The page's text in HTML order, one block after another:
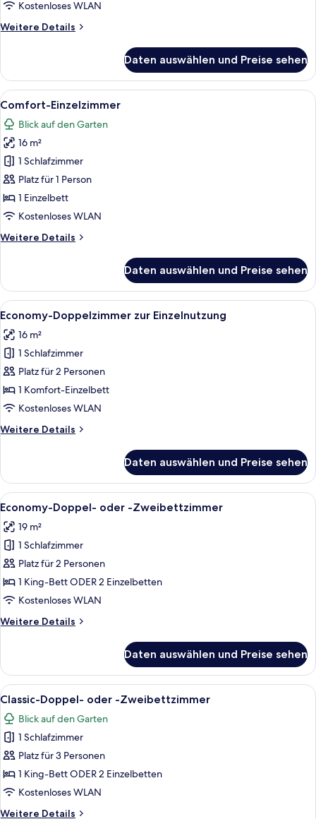
Kostenloses WLAN
Weitere Details
Weitere
Einzelzimmer
Daten auswählen und Preise sehen
Alle
Fotos
für
Comfort-
Einzelzimmer
anzeigen
Ein Einzelbett mit Holz Kopfteil,
5
Comfort-Einzelzimmer
Blick auf den Garten
16 m²
1 Schlafzimmer
Platz für 1 Person
1 Einzelbett
Kostenloses WLAN
Weitere Details
Weitere
Einzelzimmer
Daten auswählen und Preise sehen
Alle
Fotos
für
Economy-
Doppelzimmer
zur
Einzelnutzung
Ein Schlafzimmer mit Bett,
9
Economy-Doppelzimmer zur Einzelnutzung
16 m²
1 Schlafzimmer
Platz für 2 Personen
1 Komfort-Einzelbett
Kostenloses WLAN
Weitere Details
Weitere
Doppelzimmer
zur
Einzelnutzung
Daten auswählen und Preise sehen
Alle
Fotos
für
Economy-
Doppel-
oder
-
anzeigen
Ein Schlafzimmer mit einem großen
12
Economy-Doppel- oder -Zweibettzimmer
19 m²
1 Schlafzimmer
Platz für 2 Personen
1 King-Bett ODER 2 Einzelbetten
Kostenloses WLAN
Weitere Details
Weitere
Doppel-
oder
-
Zweibettzimmer
Daten auswählen und Preise sehen
Alle
Fotos
für
Classic-
Doppel-
oder
-
Schreibtisch, schallisolierte Zimmer,
5
Classic-Doppel- oder -Zweibettzimmer
Blick auf den Garten
1 Schlafzimmer
Platz für 3 Personen
1 King-Bett ODER 2 Einzelbetten
Kostenloses WLAN
Weitere Details
Weitere